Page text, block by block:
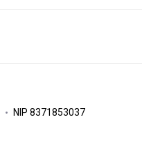
NIP 8371853037